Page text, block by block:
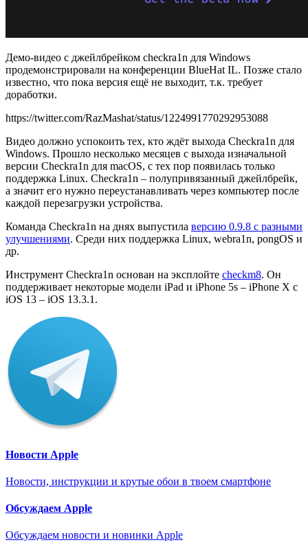
Демо-видео с джейлбрейком checkra1n для Windows
продемонстрировали на конференции BlueHat IL. Позже стало
известно, что пока версия ещё не выходит, т.к. требует
доработки.
https://twitter.com/RazMashat/status/1224991770292953088
Видео должно успокоить тех, кто ждёт выхода Checkra1n для
Windows. Прошло несколько месяцев с выхода изначальной
версии Checkra1n для macOS, с тех пор появилась только
поддержка Linux. Checkra1n – полупривязанный джейлбрейк,
а значит его нужно переустанавливать через компьютер после
каждой перезагрузки устройства.
Команда Checkra1n на днях выпустила версию 0.9.8 с разными
улучшениями. Среди них поддержка Linux, webra1n, pongOS и
др.
Инструмент Checkra1n основан на эксплойте checkm8. Он
поддерживает некоторые модели iPad и iPhone 5s – iPhone X с
iOS 13 – iOS 13.3.1.
Новости Apple
Новости, инструкции и крутые обои в твоем смартфоне
Обсуждаем Apple
Обсуждаем новости и новинки Apple